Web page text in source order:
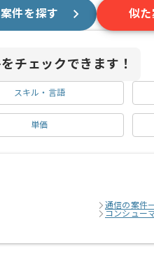
件を探す 似
チェックできます！
スキル・言語
単価
通信の案件
コンシュー